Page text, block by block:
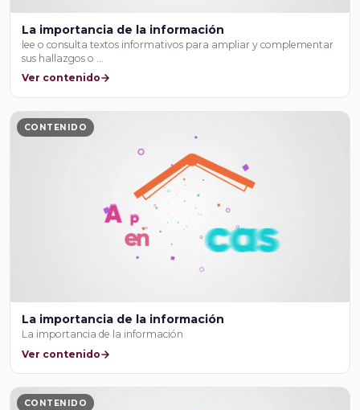
La importancia de la información
lee o consulta textos informativos para ampliar y complementar
sus hallazgos o …
Ver contenido
CONTENIDO
La importancia de la información
La importancia de la información
Ver contenido
CONTENIDO